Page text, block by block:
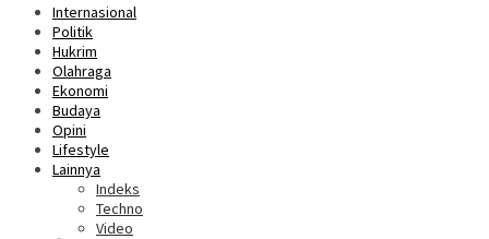
Internasional
Politik
Hukrim
Olahraga
Ekonomi
Budaya
Opini
Lifestyle
Lainnya
Indeks
Techno
Video